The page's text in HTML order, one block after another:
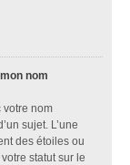
nom
votre nom
sujet. L’une
des étoiles ou
statut sur le